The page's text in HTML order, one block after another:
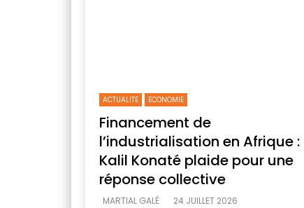
ACTUALITE ECONOMIE
Financement de
l’industrialisation en Afrique :
Kalil Konaté plaide pour une
réponse collective
MARTIAL GALÉ
24 JUILLET 2026